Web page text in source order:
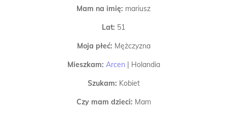
Mam na imię: mariusz
Lat: 51
Moja płeć: Mężczyzna
Mieszkam: Arcen | Holandia
Szukam: Kobiet
Czy mam dzieci: Mam